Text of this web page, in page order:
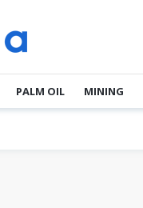
PALM OIL MINING